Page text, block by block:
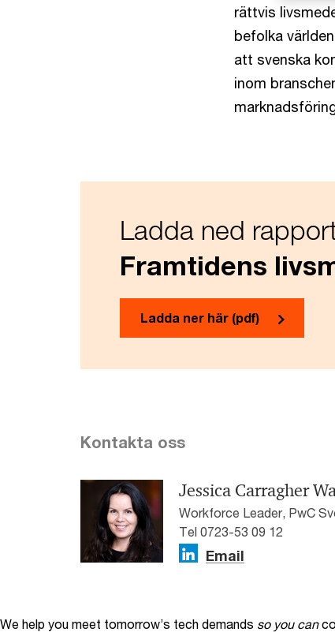
rättvis
befolka
att svenska
inom
Ladda ned
Framtidens
Ladda ner här (pdf)
Kontakta oss
Jessica Carragher
Workforce Leader, PwC
Tel 0723-53 09 12
Email
We help you meet tomorrow’s tech demands so you can